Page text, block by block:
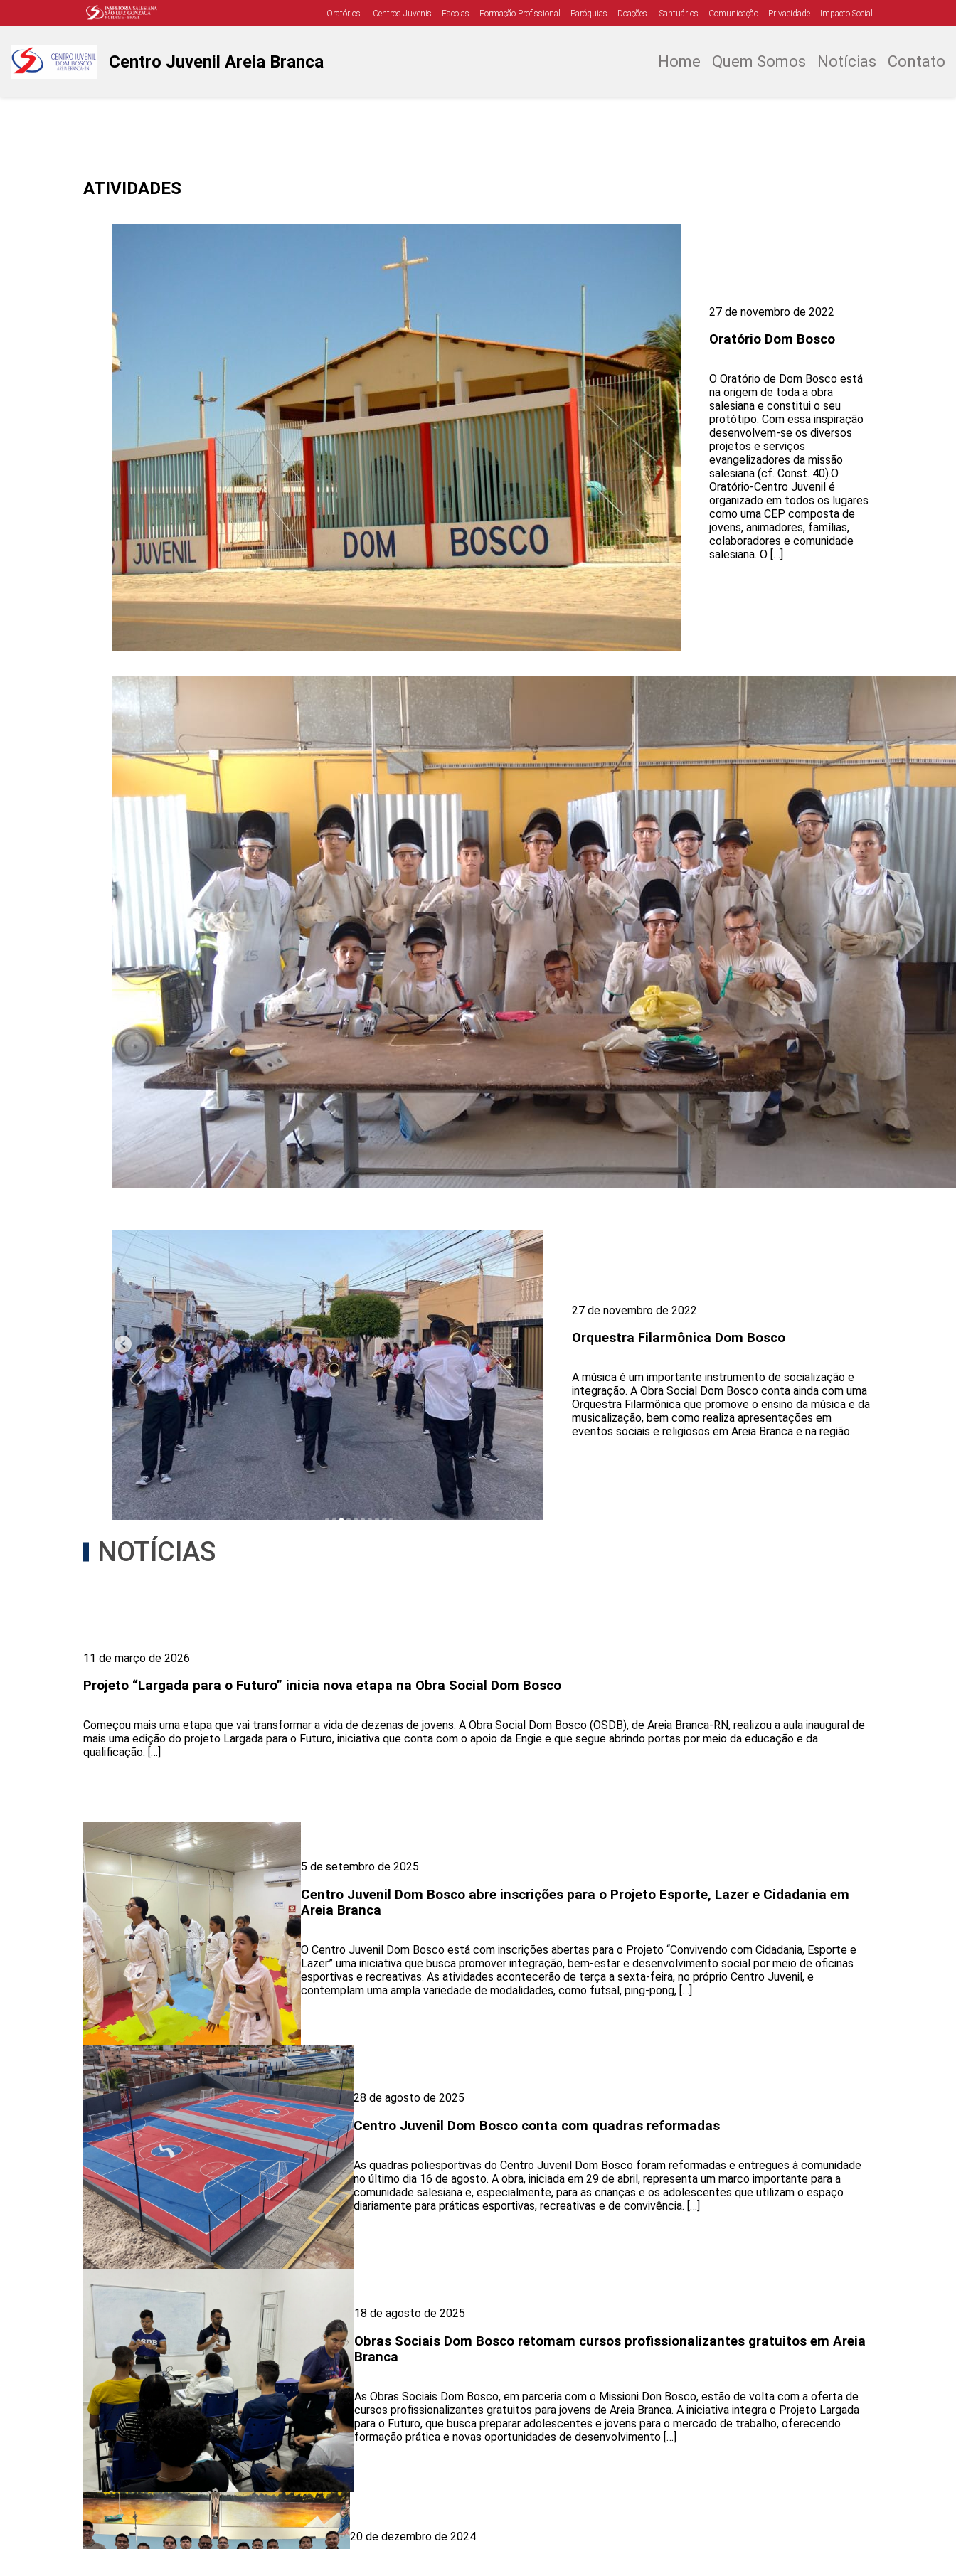
Oratórios Centros Juvenis Escolas Formação Profissional Paróquias Doações Santuários Comunicação Privacidade Impacto Social
Centro Juvenil Areia Branca Home Quem Somos Notícias Contato
ATIVIDADES
27 de novembro de 2022
Oratório Dom Bosco
O Oratório de Dom Bosco está
na origem de toda a obra
salesiana e constitui o seu
protótipo. Com essa inspiração
desenvolvem-se os diversos
projetos e serviços
evangelizadores da missão
salesiana (cf. Const. 40).O
Oratório-Centro Juvenil é
organizado em todos os lugares
como uma CEP composta de
jovens, animadores, famílias,
colaboradores e comunidade
salesiana. O […]
27 de novembro de 2022
Orquestra Filarmônica Dom Bosco
A música é um importante instrumento de socialização e
integração. A Obra Social Dom Bosco conta ainda com uma
Orquestra Filarmônica que promove o ensino da música e da
musicalização, bem como realiza apresentações em
eventos sociais e religiosos em Areia Branca e na região.
NOTÍCIAS
11 de março de 2026
Projeto “Largada para o Futuro” inicia nova etapa na Obra Social Dom Bosco
Começou mais uma etapa que vai transformar a vida de dezenas de jovens. A Obra Social Dom Bosco (OSDB), de Areia Branca-RN, realizou a aula inaugural de
mais uma edição do projeto Largada para o Futuro, iniciativa que conta com o apoio da Engie e que segue abrindo portas por meio da educação e da
qualificação. […]
5 de setembro de 2025
Centro Juvenil Dom Bosco abre inscrições para o Projeto Esporte, Lazer e Cidadania em
Areia Branca
O Centro Juvenil Dom Bosco está com inscrições abertas para o Projeto “Convivendo com Cidadania, Esporte e
Lazer” uma iniciativa que busca promover integração, bem-estar e desenvolvimento social por meio de oficinas
esportivas e recreativas. As atividades acontecerão de terça a sexta-feira, no próprio Centro Juvenil, e
contemplam uma ampla variedade de modalidades, como futsal, ping-pong, […]
28 de agosto de 2025
Centro Juvenil Dom Bosco conta com quadras reformadas
As quadras poliesportivas do Centro Juvenil Dom Bosco foram reformadas e entregues à comunidade
no último dia 16 de agosto. A obra, iniciada em 29 de abril, representa um marco importante para a
comunidade salesiana e, especialmente, para as crianças e os adolescentes que utilizam o espaço
diariamente para práticas esportivas, recreativas e de convivência. […]
18 de agosto de 2025
Obras Sociais Dom Bosco retomam cursos profissionalizantes gratuitos em Areia
Branca
As Obras Sociais Dom Bosco, em parceria com o Missioni Don Bosco, estão de volta com a oferta de
cursos profissionalizantes gratuitos para jovens de Areia Branca. A iniciativa integra o Projeto Largada
para o Futuro, que busca preparar adolescentes e jovens para o mercado de trabalho, oferecendo
formação prática e novas oportunidades de desenvolvimento […]
20 de dezembro de 2024